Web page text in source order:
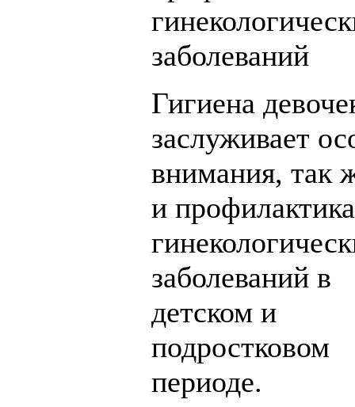
Гигиена
заслуживает
внимания, так
и профилактика
заболеваний в
детском и
подростковом
периоде.